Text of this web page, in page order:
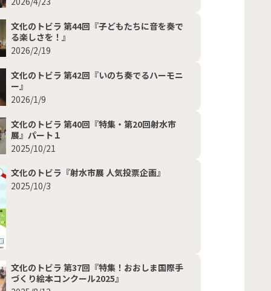
文化のトビラ 第44回『子どもたちに音を奏で
る楽しさを！』
2026/2/19
文化のトビラ 第42回『いのち奏でるハーモニ
ー』
2026/1/9
文化のトビラ 第40回『特集・第20回射水市
展』パート１
2025/10/21
文化のトビラ『射水市展 人気投票企画』
2025/10/3
文化のトビラ 第37回『特集！おおしま国際手
づくり絵本コンクール2025』